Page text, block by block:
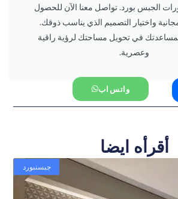
بورد. تواصل معنا الآن للحصول
التصميم الذي يناسب ذوقك.
في تحويل مساحتك لرؤية راقية
وعصرية.
واتس اب
ايضا
جبسنبورد